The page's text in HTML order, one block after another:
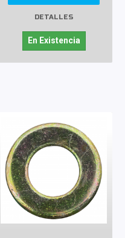
DETALLES
En Existencia